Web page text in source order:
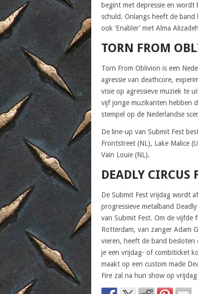
begint met depressie en wordt
schuld. Onlangs heeft de band
ook ‘Enabler’ met Alma
TORN FROM
Torn From Oblivion is een
agressie van deathcore,
visie op agressieve muziek te
vijf jonge muzikanten hebben
stempel op de Nederlandse
De line-up van Submit Fest
Frontstreet (NL), Lake Malice
Vain Louie (NL).
DEADLY CIRCUS
De Submit Fest vrijdag wordt
progressieve metalband
van Submit Fest. Om de vijfde
Rotterdam, van zanger Adam
vieren, heeft de band besloten
je een vrijdag- of combiticket
maakt op een custom made
Fire zal na hun show op